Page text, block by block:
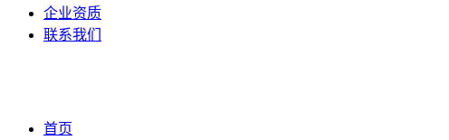
企业资质
联系我们
首页